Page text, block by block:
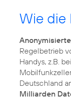
Wie die
Regelbetrieb
Handys, z.B.
Deutschland
Milliarden